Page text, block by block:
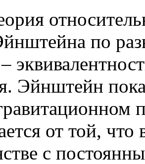
по
Эйнштейн
от той,
с